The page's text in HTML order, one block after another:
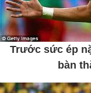
Trước sức ép
bàn